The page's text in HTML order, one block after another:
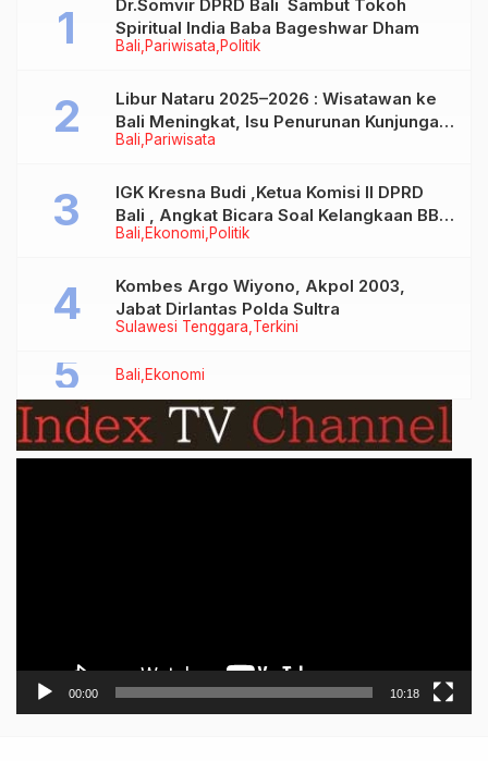
Bali Pariwisata Politik
Dr.Somvir DPRD Bali Sambut Tokoh
Spiritual India Baba Bageshwar Dham
Bali Pariwisata
Libur Nataru 2025–2026 : Wisatawan ke
Bali Meningkat, Isu Penurunan Kunjungan
Tidak Benar
Bali Ekonomi Politik
IGK Kresna Budi ,Ketua Komisi II DPRD
Bali , Angkat Bicara Soal Kelangkaan BBM
Bersubsidi Jenis Solar
Sulawesi Tenggara Terkini
Kombes Argo Wiyono, Akpol 2003,
Jabat Dirlantas Polda Sultra
Bali Ekonomi
00:00 10:18